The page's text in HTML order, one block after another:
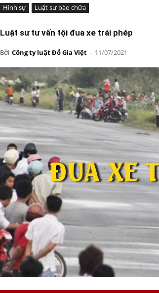
Hình sự Luật sư bào chữa
Luật sư tư vấn tội đua xe trái phép
Bởi Công ty luật Đỗ Gia Việt - 11/07/2021